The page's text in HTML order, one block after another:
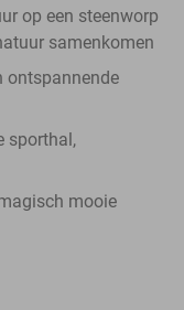
op een steenworp
samenkomen
ontspannende
sporthal,
mooie